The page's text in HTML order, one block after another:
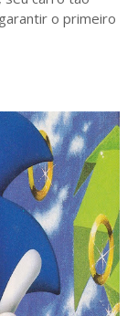
o primeiro